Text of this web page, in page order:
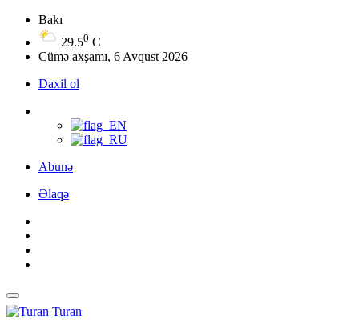
Bakı
29.50 C
Cümə axşamı, 6 Avqust 2026
Daxil ol
Abunə
Əlaqə
Turan